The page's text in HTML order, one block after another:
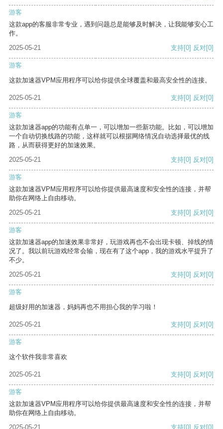
游客
这款app的客服非常专业，遇到问题总是能够及时解决，让我能够安心工
作。
2025-05-21
支持[0] 反对[0]
游客
这款加速器VPM应用程序可以给你提供全球覆盖和最高安全性的连接。
2025-05-21 支持[0] 反对[0]
游客
这款加速器app的功能有点单一，可以增加一些新功能。比如，可以增加
一个自动切换线路的功能，这样就可以根据网络情况自动选择最优的线
路，从而获得更好的加速效果。
2025-05-21
支持[0] 反对[0]
游客
这款加速器VPM应用程序可以给你提供最高速度和安全性的连接，并帮
助你在网络上自由移动。
2025-05-21
支持[0] 反对[0]
游客
这款加速器app的加速效果非常好，玩游戏再也不会出现卡顿、掉线的情
况了。我以前玩游戏经常会输，现在有了这个app，我的游戏水平提升了
不少。
2025-05-21
支持[0] 反对[0]
游客
超级好用的加速器，妈妈再也不用担心我的学习啦！
2025-05-21 支持[0] 反对[0]
游客
这个软件我非常喜欢
2025-05-21 支持[0] 反对[0]
游客
这款加速器VPM应用程序可以给你提供最高速度和安全性的连接，并帮
助你在网络上自由移动。
2025-05-21
支持[0] 反对[0]